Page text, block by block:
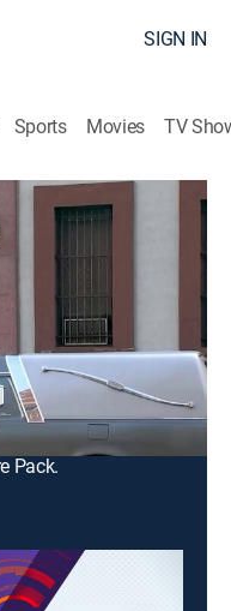
SIGN IN
Sports Movies TV
el cuerpo en el
Descubren
el tráfico de
with a DIRECTV
Pack.